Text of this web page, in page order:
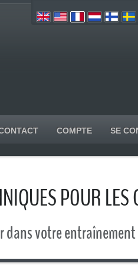
COMPTE SE
POUR
dans votre